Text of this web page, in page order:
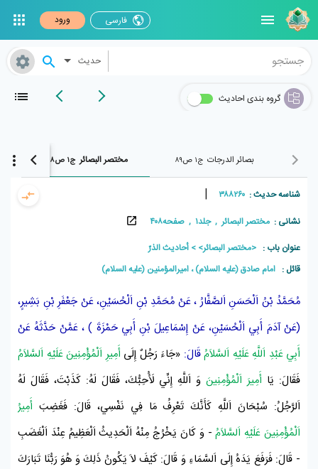
فارسی ورود
حدیث
گروه بندی احادیث
بصائر الدرجات ج۱ ص۸۹ مختصر البصائر ج۱ ص۴۰۸ مدینة
شناسه حدیث : ۳۸۸۲۶۰ |
نشانی : مختصر البصائر , جلد۱ , صفحه۴۰۸
عنوان باب : <مختصر البصائر>
أحاديث الذرّ
قائل : امام صادق (علیه السلام) ، امیرالمؤمنین (علیه السلام)
مُحَمَّدُ بْنُ اَلْحَسَنِ اَلصَّفَّارُ، عَنْ مُحَمَّدِ بْنِ اَلْحُسَيْنِ،عَنْ جَعْفَرِ بْنِ بَشِيرٍ،
(عَنْآدَمَ أَبِي اَلْحُسَيْنِ،عَنْ إِسْمَاعِيلَ بْنِ أَبِي حَمْزَةَ ) ، عَمَّنْ حَدَّثَهُعَنْ
أَبِي عَبْدِ اَللَّهِ عَلَيْهِ اَلسَّلاَمُقَالَ: «جَاءَ رَجُلٌ إِلَى أَمِيرِ اَلْمُؤْمِنِينَ عَلَيْهِ اَلسَّلاَمُ
فَقَالَ: يَا أَمِيرَ اَلْمُؤْمِنِينَ وَ اَللَّهِ إِنِّي لَأُحِبُّكَ، فَقَالَ لَهُ: كَذَبْتَ، فَقَالَ لَهُ
اَلرَّجُلُ: سُبْحَانَ اَللَّهِ كَأَنَّكَ تَعْرِفُ مَا فِي نَفْسِي، قَالَ: فَغَضِبَ أَمِيرُ
اَلْمُؤْمِنِينَ عَلَيْهِ اَلسَّلاَمُ- وَ كَانَ يَخْرُجُ مِنْهُ اَلْحَدِيثُ اَلْعَظِيمُ عِنْدَ اَلْغَضَبِ
- قَالَ: فَرَفَعَ يَدَهُ إِلَى اَلسَّمَاءِ وَ قَالَ: كَيْفَ لاَ يَكُونُ ذَلِكَ وَ هُوَ رَبُّنَا تَبَارَكَ